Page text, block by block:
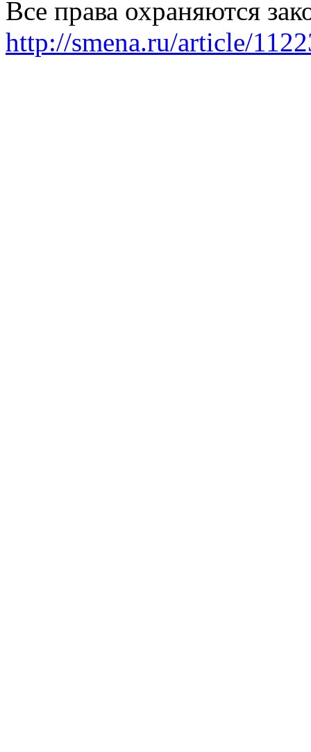
Все права охраняются
http://smena.ru/article/